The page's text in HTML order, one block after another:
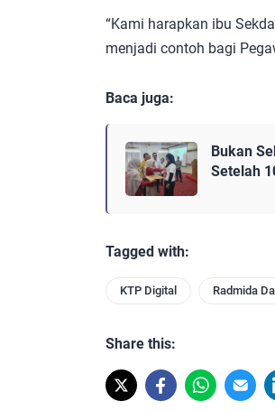
“Kami harapkan ibu
menjadi contoh bagi
Baca juga:
Bukan
Setelah
Tagged with:
KTP Digital Radmida
Share this: